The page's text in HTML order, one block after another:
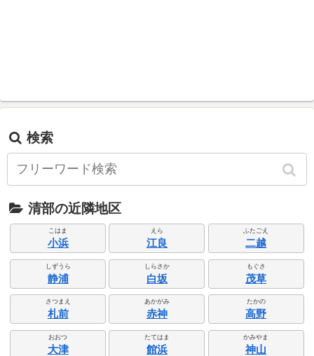
検索
清部の近隣地区
こはま
小浜
えら
江良
ふたごえ
二越
しずうら
静浦
しらさか
白坂
もぐさ
茂草
さつまえ
札前
あかがみ
赤神
たかの
高野
おおつ
大津
たてはま
館浜
かみやま
神山